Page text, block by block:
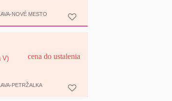
NOVÉ MESTO
V)
cena do ustalenia
PETRŽALKA